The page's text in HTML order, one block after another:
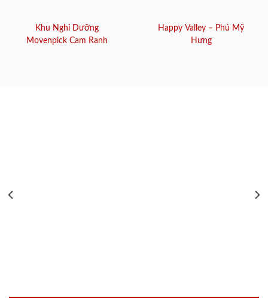
Khu Nghỉ Dưỡng
Movenpick Cam Ranh
Happy Valley – Phú Mỹ
Hưng